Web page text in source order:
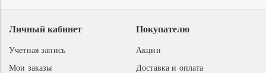
Покупателю
Акции
Доставка и оплата
Личный кабинет
Учетная запись
Мои заказы